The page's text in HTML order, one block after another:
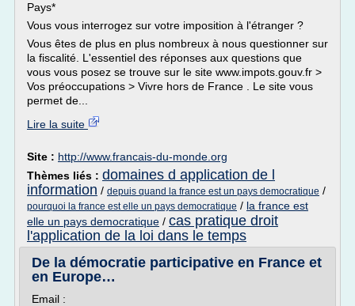
Pays*
Vous vous interrogez sur votre imposition à l'étranger ?
Vous êtes de plus en plus nombreux à nous questionner sur
la fiscalité. L'essentiel des réponses aux questions que
vous vous posez se trouve sur le site www.impots.gouv.fr >
Vos préoccupations > Vivre hors de France . Le site vous
permet de...
Lire la suite
Site : http://www.francais-du-monde.org
Thèmes liés : domaines d application de l
information / depuis quand la france est un pays democratique /
pourquoi la france est elle un pays democratique / la france est
elle un pays democratique / cas pratique droit
l'application de la loi dans le temps
De la démocratie participative en France et
en Europe…
Email :